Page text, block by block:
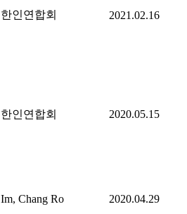
한인연합회 2021.02.16
한인연합회 2020.05.15
Im, Chang Ro 2020.04.29